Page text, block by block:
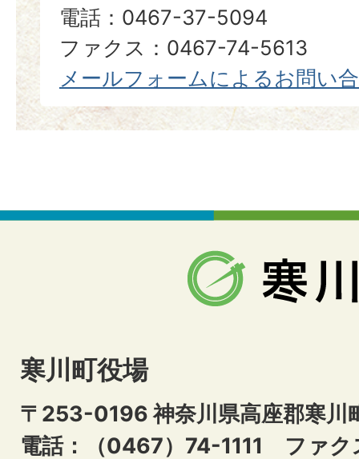
電話：0467-37-5094
ファクス：0467-74-5613
メールフォームによるお問い
寒川町役場
〒253-0196 神奈川県高座郡寒川
電話：（0467）74-1111 ファ